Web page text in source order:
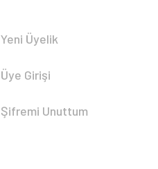
Yeni Üyelik
Üye Girişi
Şifremi Unuttum